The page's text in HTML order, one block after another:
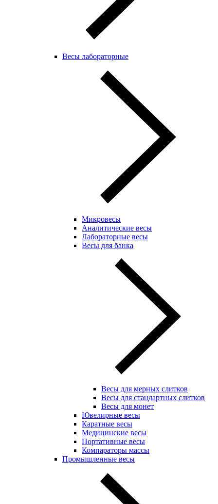
Весы лабораторные
Микровесы
Аналитические весы
Лабораторные весы
Весы для банка
Весы для мерных слитков
Весы для стандартных слитков
Весы для монет
Ювелирные весы
Каратные весы
Медицинские весы
Портативные весы
Компараторы массы
Промышленные весы